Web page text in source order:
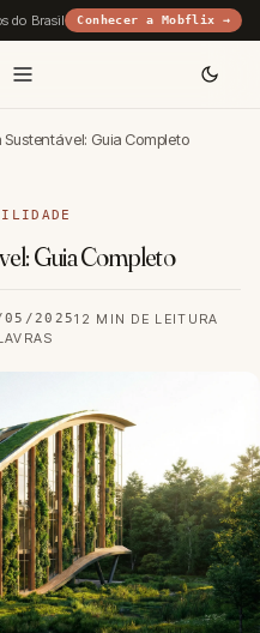
do Brasil Conhecer a Mobflix →
Sustentável: Guia Completo
Guia Completo
202512 MIN DE LEITURA